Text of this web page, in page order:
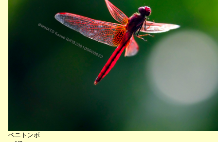
ベニトンボ